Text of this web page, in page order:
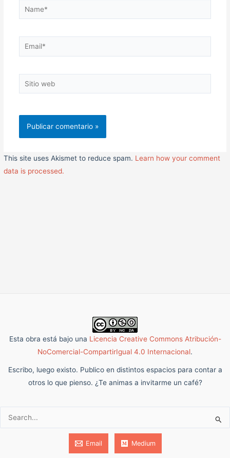
Name*
Email*
Sitio
web
This site uses Akismet to reduce spam. Learn how your comment
data is processed.
Esta obra está bajo una Licencia Creative Commons Atribución-
NoComercial-CompartirIgual 4.0 Internacional.
Escribo, luego existo. Publico en distintos espacios para contar a
otros lo que pienso. ¿Te animas a invitarme un café?
Buscar:
Email Medium